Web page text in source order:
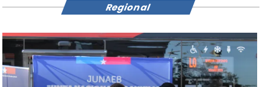
Regional